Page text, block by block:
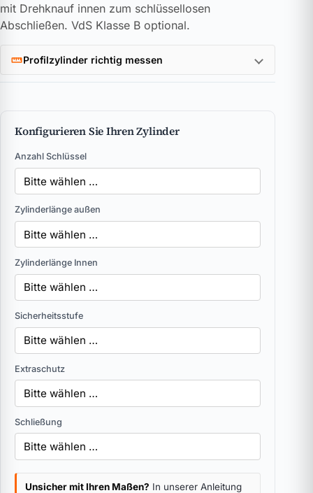
mit Drehknauf innen zum schlüssellosen
Abschließen. VdS Klasse B optional.
Profilzylinder richtig messen
Konfigurieren Sie Ihren Zylinder
Anzahl Schlüssel
Zylinderlänge außen
Zylinderlänge Innen
Sicherheitsstufe
Extraschutz
Schließung
Unsicher mit Ihren Maßen? In unserer Anleitung